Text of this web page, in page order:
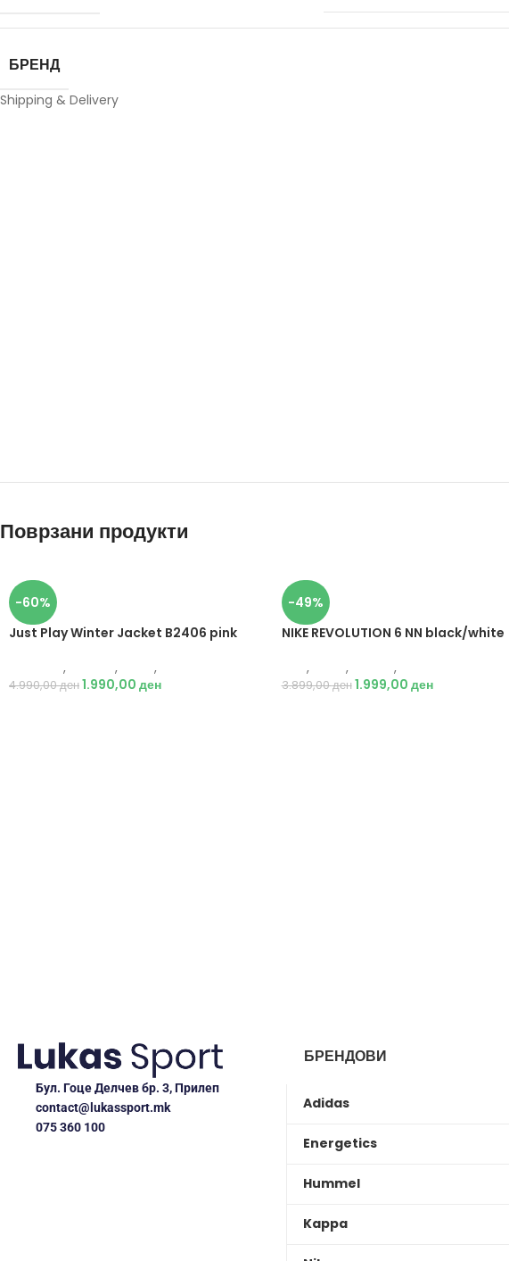
БРЕНД
Shipping & Delivery
Поврзани продукти
-60%
Just Play Winter Jacket B2406 pink
, , ,
4.990,00ден1.990,00 ден
-49%
NIKE REVOLUTION 6 NN black/white
, , ,
3.899,00ден 1.999,00 ден
Бул. Гоце Делчев бр. 3, Прилеп
contact@lukassport.mk
075 360 100
БРЕНДОВИ
Adidas
Energetics
Hummel
Kappa